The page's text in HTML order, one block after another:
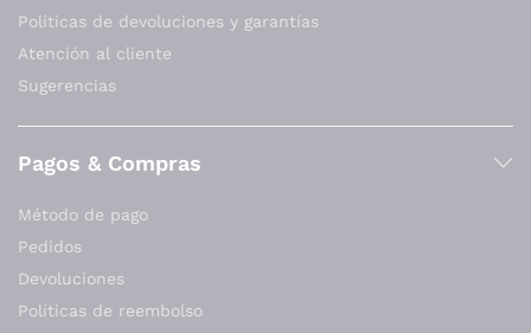
Políticas de devoluciones y garantías
Atención al cliente
Sugerencias
Pagos & Compras
Método de pago
Pedidos
Devoluciones
Políticas de reembolso